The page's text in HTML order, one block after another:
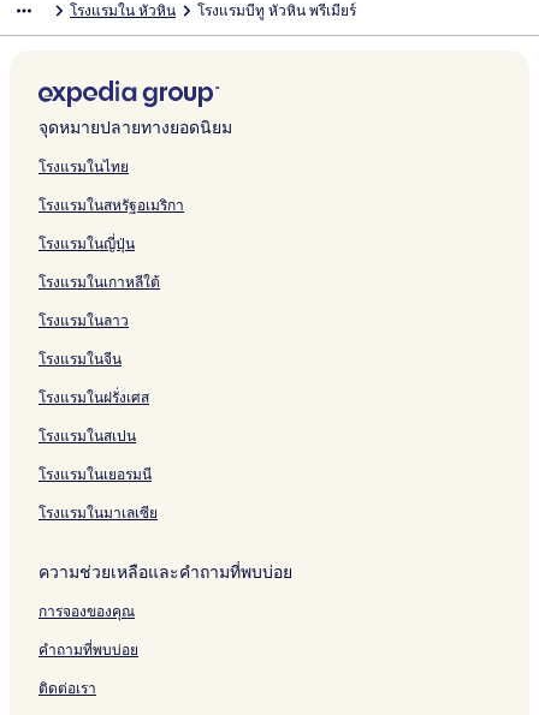
lt
ll
a
H
i
n
o
t
H
o
t
l
o
l
a
a
c
h
R
s
r
t
H
u
H
n
H
r
m
s
H
o
e
e
a
c
h
G
l
a
n
d
R
s
r
t
H
u
a
H
i
e
s
o
r
H
a
H
i
n
o
v
i
l
l
n
a
a
d
B
a
h
H
u
a
i
l
n
H
u
a
i
R
e
s
o
t
S
p
a
e
W
e
s
t
r
P
l
u
s
a
a
p
a
c
e
H
e
H
u
a
H
L
u
r
y
M
n
i
o
n
O
G
l
f
C
o
u
r
-
M
G
5
บ
p
e
N
i
h
a
H
o
t
l
u
a
H
i
n
รั
h
a
r
r
s
h
a
w
a
H
t
e
l
a
n
d
s
d
e
n
c
สำ
ห
H
a
t
a
r
H
u
a
H
n
สำ
บ
B
a
n
h
n
c
h
a
น
รั
บ
I
b
s
u
a
H
i
า
ห
รั
บ
B
a
L
o
n
S
i
e
a
c
h
f
r
t
o
n
d
o
ฐ
สำ
ห
รั
บ
a
r
a
k
R
s
r
t
ร
น
สำ
ห
รั
N
d
H
u
a
i
H
o
t
e
l
ต
า
น
สำ
ห
บ
h
e
S
t
n
a
r
d
H
u
a
n
โรงแรมใน หัวหิน โรงแรมบีทู หัวหิน พรีเมียร์
จุดหมายปลายทางยอดนิยม
โรงแรมในไทย
โรงแรมในสหรัฐอเมริกา
โรงแรมในญี่ปุ่น
โรงแรมในเกาหลีใต้
โรงแรมในลาว
โรงแรมในจีน
โรงแรมในฝรั่งเศส
โรงแรมในสเปน
โรงแรมในเยอรมนี
โรงแรมในมาเลเซีย
ความช่วยเหลือและคำถามที่พบบ่อย
การจองของคุณ
คำถามที่พบบ่อย
ติดต่อเรา